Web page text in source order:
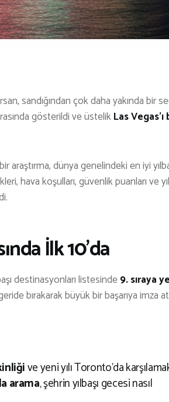
Ve Sponsorluk
sandığından çok daha yakında bir
gösterildi ve üstelikLas Vegas’ı
araştırma, dünya genelindeki en iyi
hava koşulları, güvenlik puanları ve
İlk 10’da
destinasyonları listesinde9. sıraya
bırakarak büyük bir başarıya imza
ve yeni yılı Toronto’da
arama, şehrin yılbaşı gecesi nasıl